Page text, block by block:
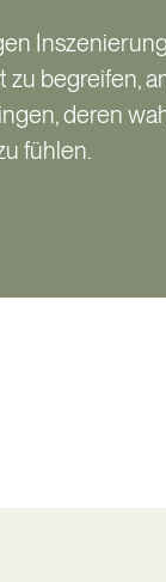
zu begreifen,
deren
fühlen.